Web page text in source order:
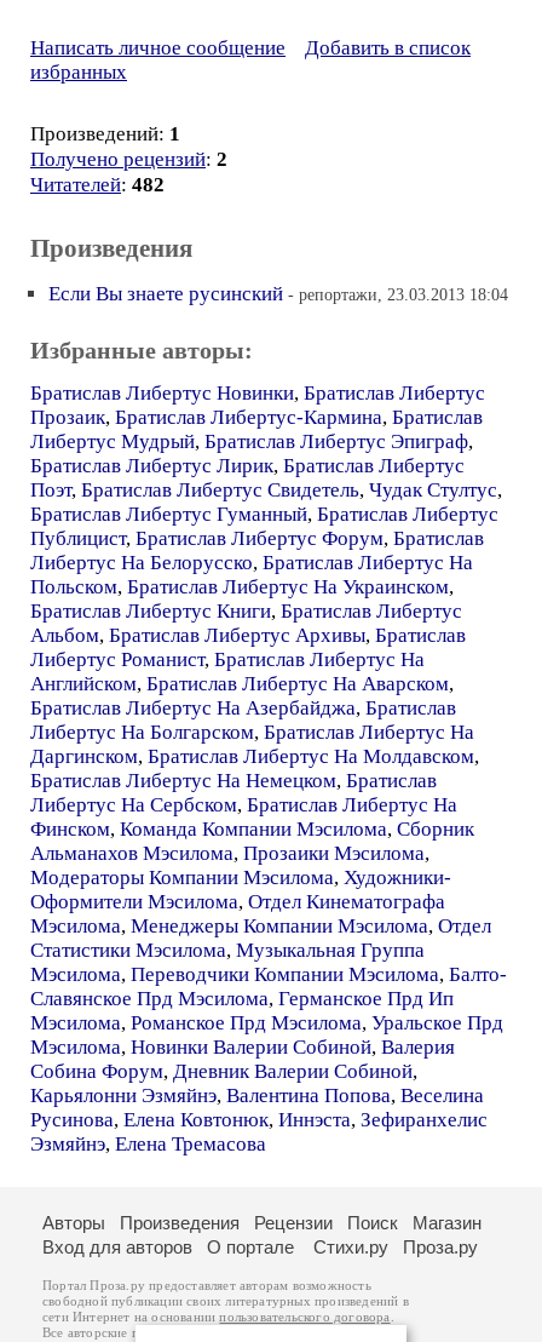
Написать личное сообщение
Добавить в список
избранных
Произведений: 1
Получено рецензий: 2
Читателей: 482
Произведения
Если Вы знаете русинский - репортажи, 23.03.2013 18:04
Избранные авторы:
Братислав Либертус Новинки, Братислав Либертус
Прозаик, Братислав Либертус-Кармина, Братислав
Либертус Мудрый, Братислав Либертус Эпиграф,
Братислав Либертус Лирик, Братислав Либертус
Поэт, Братислав Либертус Свидетель, Чудак Стултус,
Братислав Либертус Гуманный, Братислав Либертус
Публицист, Братислав Либертус Форум, Братислав
Либертус На Белорусско, Братислав Либертус На
Польском, Братислав Либертус На Украинском,
Братислав Либертус Книги, Братислав Либертус
Альбом, Братислав Либертус Архивы, Братислав
Либертус Романист, Братислав Либертус На
Английском, Братислав Либертус На Аварском,
Братислав Либертус На Азербайджа, Братислав
Либертус На Болгарском, Братислав Либертус На
Даргинском, Братислав Либертус На Молдавском,
Братислав Либертус На Немецком, Братислав
Либертус На Сербском, Братислав Либертус На
Финском, Команда Компании Мэсилома, Сборник
Альманахов Мэсилома, Прозаики Мэсилома,
Модераторы Компании Мэсилома, Художники-
Оформители Мэсилома, Отдел Кинематографа
Мэсилома, Менеджеры Компании Мэсилома, Отдел
Статистики Мэсилома, Музыкальная Группа
Мэсилома, Переводчики Компании Мэсилома, Балто-
Славянское Прд Мэсилома, Германское Прд Ип
Мэсилома, Романское Прд Мэсилома, Уральское Прд
Мэсилома, Новинки Валерии Собиной, Валерия
Собина Форум, Дневник Валерии Собиной,
Карьялонни Эзмяйнэ, Валентина Попова, Веселина
Русинова, Елена Ковтонюк, Иннэста, Зефиранхелис
Эзмяйнэ, Елена Тремасова
Авторы Произведения Рецензии Поиск
Магазин
Вход для авторов
О портале Стихи.ру Проза.ру
Портал Проза.ру предоставляет авторам возможность
свободной публикации своих литературных произведений в
сети Интернет на основаниипользовательского договора
Все авторские права на произведения принадлежат авторам